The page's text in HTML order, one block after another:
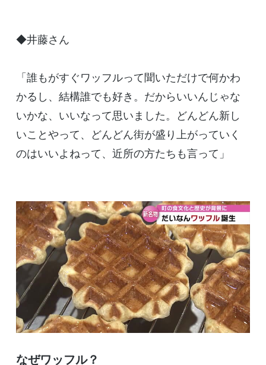
◆井藤さん
「誰もがすぐワッフルって聞いただけで何かわ
かるし、結構誰でも好き。だからいいんじゃな
いかな、いいなって思いました。どんどん新し
いことやって、どんどん街が盛り上がっていく
のはいいよねって、近所の方たちも言って」
なぜワッフル？